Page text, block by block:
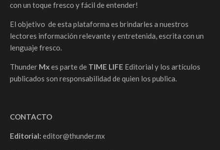
con un toque fresco y fácil de entender!
El objetivo de esta plataforma es brindarles a nuestros
lectores información relevante y entretenida, escrita con un
lenguaje fresco.
Thunder Mxes parte de TIME LIFE Editorial y los artículos
publicados son responsabilidad de quien los publica.
CONTACTO
Editorial: editor@thunder.mx